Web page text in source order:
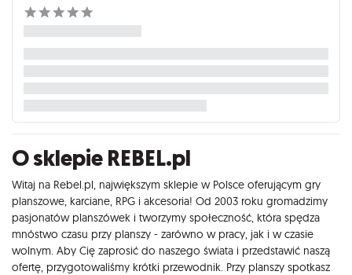
O sklepie REBEL.pl
Witaj na Rebel.pl, największym sklepie w Polsce oferującym gry
planszowe, karciane, RPG i akcesoria! Od 2003 roku gromadzimy
pasjonatów planszówek i tworzymy społeczność, która spędza
mnóstwo czasu przy planszy - zarówno w pracy, jak i w czasie
wolnym. Aby Cię zaprosić do naszego świata i przedstawić naszą
ofertę, przygotowaliśmy krótki przewodnik. Przy planszy spotkasz